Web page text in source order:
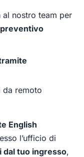
al nostro team per
preventivo
da remoto
English
l’ufficio di
dal tuo ingresso,